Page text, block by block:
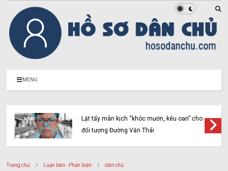
MENU
Lật tẩy màn kịch “khóc mướn, kêu oan” cho
đối tượng Đường Văn Thái
Trang chủ Luận bàn - Phản biện dân chủ